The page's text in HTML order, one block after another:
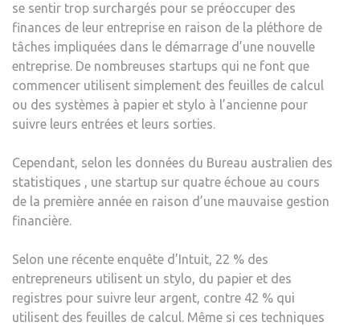
se sentir trop surchargés pour se préoccuper des
finances de leur entreprise en raison de la pléthore de
tâches impliquées dans le démarrage d’une nouvelle
entreprise. De nombreuses startups qui ne font que
commencer utilisent simplement des feuilles de calcul
ou des systèmes à papier et stylo à l’ancienne pour
suivre leurs entrées et leurs sorties.
Cependant, selon les données du Bureau australien des
statistiques , une startup sur quatre échoue au cours
de la première année en raison d’une mauvaise gestion
financière.
Selon une récente enquête d’Intuit, 22 % des
entrepreneurs utilisent un stylo, du papier et des
registres pour suivre leur argent, contre 42 % qui
utilisent des feuilles de calcul. Même si ces techniques